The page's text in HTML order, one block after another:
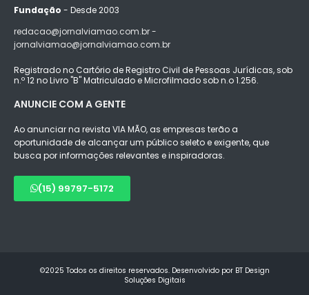
Fundação - Desde 2003
redacao@jornalviamao.com.br -
jornalviamao@jornalviamao.com.br
Registrado no Cartório de Registro Civil de Pessoas Jurídicas, sob
n.º 12 no Livro "B" Matriculado e Microfilmado sob n.o 1.256.
ANUNCIE COM A GENTE
Ao anunciar na revista VIA MÃO, as empresas terão a
oportunidade de alcançar um público seleto e exigente, que
busca por informações relevantes e inspiradoras.
(15) 99797-5172
©2025 Todos os direitos reservados. Desenvolvido por BT Design
Soluções Digitais